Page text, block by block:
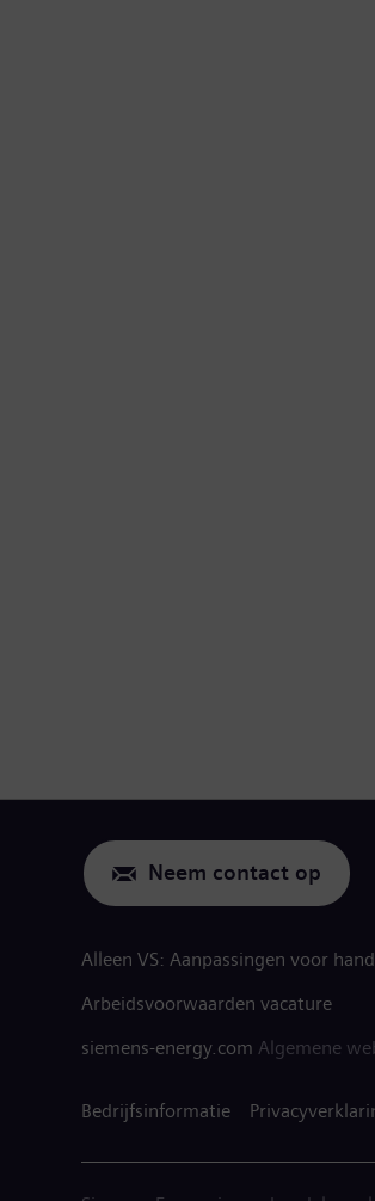
Neem contact op
Alleen VS: Aanpassingen voor
Arbeidsvoorwaarden vacature
siemens-energy.com Algemene
Bedrijfsinformatie